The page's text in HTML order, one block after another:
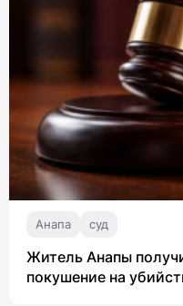
Анапа суд
Житель Анапы
покушение на